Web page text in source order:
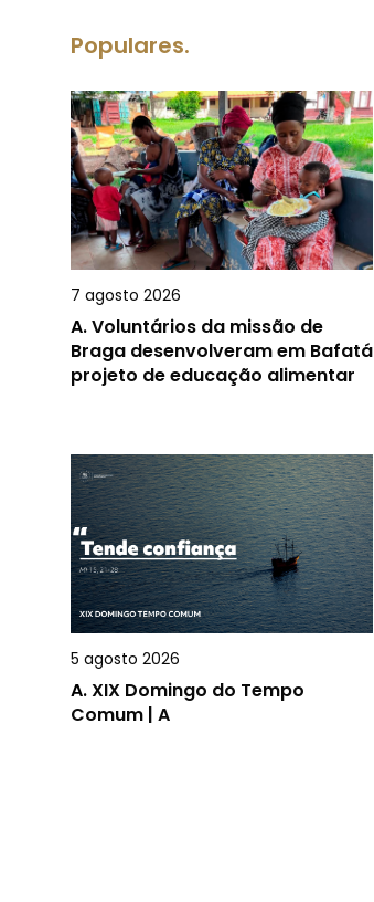
Populares.
7 agosto 2026
A.Voluntários da missão de
Braga desenvolveram em Bafatá
projeto de educação alimentar
5 agosto 2026
A.XIX Domingo do Tempo
Comum | A